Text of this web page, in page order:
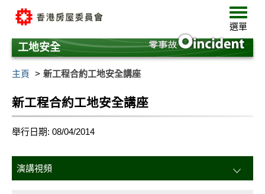
要
內
選
單
選單
工地安全
主頁 新工程合約工地安全講座
新工程合約工地安全講座
舉行日期: 08/04/2014
演講視頻